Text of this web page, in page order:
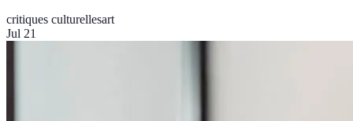
critiques culturellesart
Jul 21